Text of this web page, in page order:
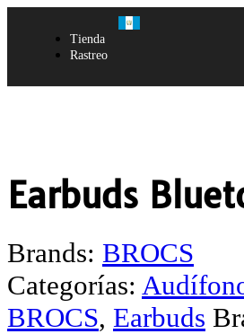
Tienda
Rastreo
Earbuds
Brands: BROCS
Categorías:
BROCS, Earbuds